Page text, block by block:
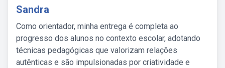
Sandra
Como orientador, minha entrega é completa ao
progresso dos alunos no contexto escolar, adotando
técnicas pedagógicas que valorizam relações
autênticas e são impulsionadas por criatividade e